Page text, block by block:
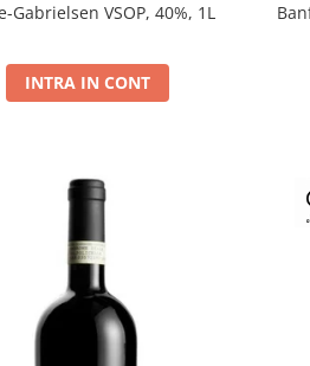
Gabrielsen VSOP, 40%, 1L
INTRA IN CONT